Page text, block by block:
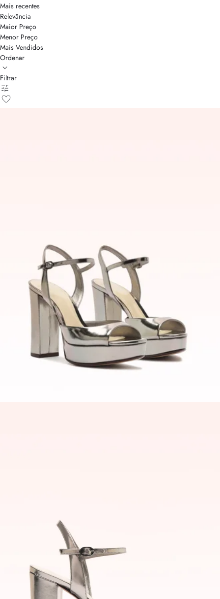
Mais recentes
Relevância
Maior Preço
Menor Preço
Mais Vendidos
Ordenar
Filtrar